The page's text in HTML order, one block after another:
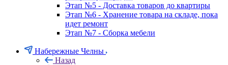
Этап №5 - Доставка товаров до квартиры
Этап №6 - Хранение товара на складе, пока
идет ремонт
Этап №7 - Сборка мебели
Набережные Челны
Назад